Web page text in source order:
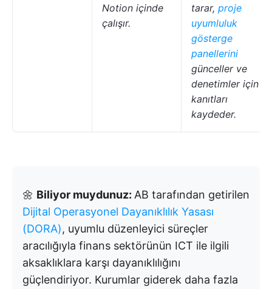
Notion içinde
çalışır.
tarar, proje
uyumluluk
gösterge
panellerini
günceller ve
denetimler için
kanıtları
kaydeder.
🌼 Biliyor muydunuz: AB tarafından getirilen
Dijital Operasyonel Dayanıklılık Yasası
(DORA), uyumlu düzenleyici süreçler
aracılığıyla finans sektörünün ICT ile ilgili
aksaklıklara karşı dayanıklılığını
güçlendiriyor. Kurumlar giderek daha fazla